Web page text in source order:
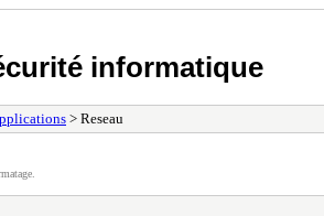
informatique
> Reseau